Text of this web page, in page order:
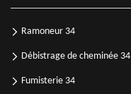
Ramoneur 34
Débistrage de cheminée 34
Fumisterie 34